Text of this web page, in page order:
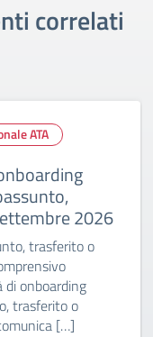
correlati
ATA
2026
trasferito o
di onboarding
trasferito o
[…]